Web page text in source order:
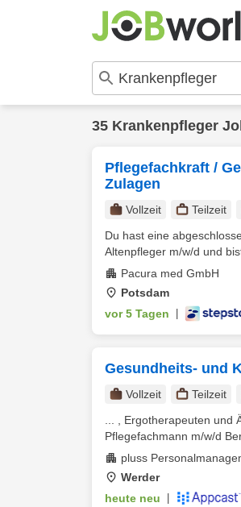
35 Krankenpfleger
Pflegefachkraft /
Zulagen
Vollzeit Teilzeit
Du hast eine
Altenpfleger m/w/d und
Pacura med GmbH
Potsdam
vor 5 Tagen
Gesundheits- und
Vollzeit Teilzeit
... , Ergotherapeuten
Pflegefachmann m/w/d
pluss
Werder
heute neu